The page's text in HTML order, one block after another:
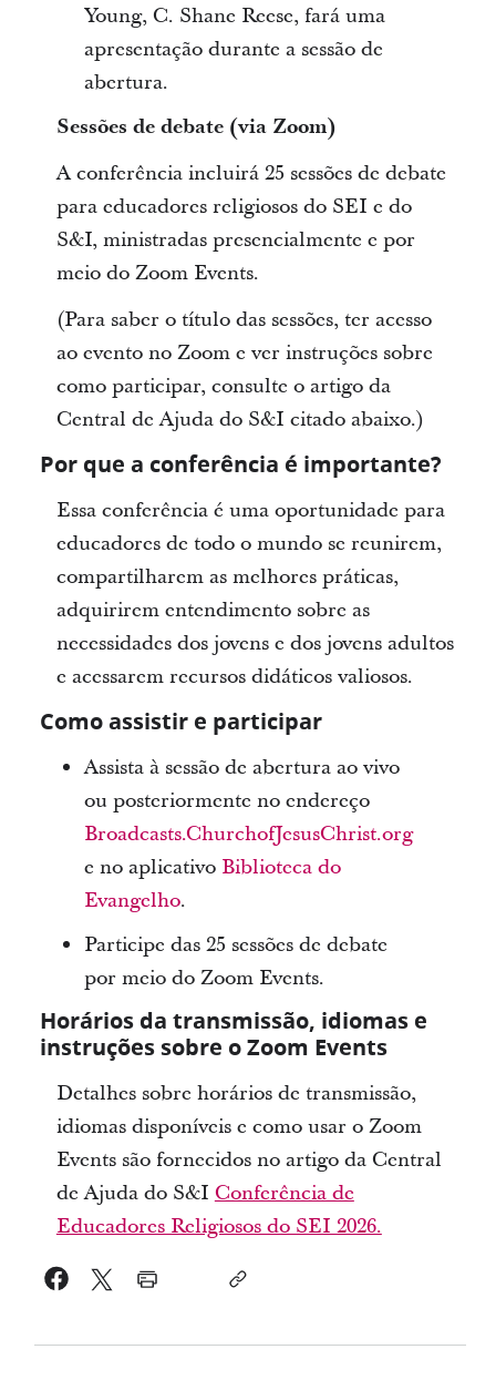
Young, C. Shane Reese, fará uma
apresentação durante a sessão de
abertura.
Sessões de debate (via Zoom)
A conferência incluirá 25 sessões de debate
para educadores religiosos do SEI e do
S&I, ministradas presencialmente e por
meio do Zoom Events.
(Para saber o título das sessões, ter acesso
ao evento no Zoom e ver instruções sobre
como participar, consulte o artigo da
Central de Ajuda do S&I citado abaixo.)
Por que a conferência é importante?
Essa conferência é uma oportunidade para
educadores de todo o mundo se reunirem,
compartilharem as melhores práticas,
adquirirem entendimento sobre as
necessidades dos jovens e dos jovens adultos
e acessarem recursos didáticos valiosos.
Como assistir e participar
Assista à sessão de abertura ao vivo
ou posteriormente no endereço
Broadcasts.ChurchofJesusChrist.org
e no aplicativo Biblioteca do
Evangelho.
Participe das 25 sessões de debate
por meio do Zoom Events.
Horários da transmissão, idiomas e
instruções sobre o Zoom Events
Detalhes sobre horários de transmissão,
idiomas disponíveis e como usar o Zoom
Events são fornecidos no artigo da Central
de Ajuda do S&I Conferência de
Educadores Religiosos do SEI 2026.